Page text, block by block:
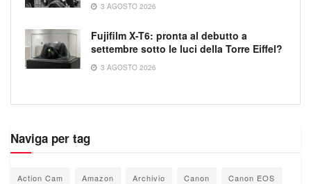
3 AGOSTO 2026
Fujifilm X-T6: pronta al debutto a
settembre sotto le luci della Torre Eiffel?
3 AGOSTO 2026
Naviga per tag
Action Cam Amazon Archivio Canon Canon EOS